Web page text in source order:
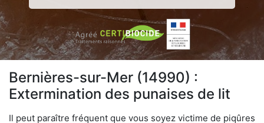
Bernières-sur-Mer (14990) :
Extermination des punaises de lit
Il peut paraître fréquent que vous soyez victime de piqûres